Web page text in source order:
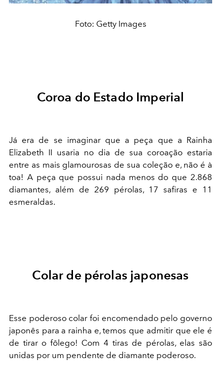
Foto: Getty Images
Coroa do Estado Imperial
Já era de se imaginar que a peça que a Rainha
Elizabeth II usaria no dia de sua coroação estaria
entre as mais glamourosas de sua coleção e, não é à
toa! A peça que possui nada menos do que 2.868
diamantes, além de 269 pérolas, 17 safiras e 11
esmeraldas.
Colar de pérolas japonesas
Esse poderoso colar foi encomendado pelo governo
japonês para a rainha e, temos que admitir que ele é
de tirar o fôlego! Com 4 tiras de pérolas, elas são
unidas por um pendente de diamante poderoso.